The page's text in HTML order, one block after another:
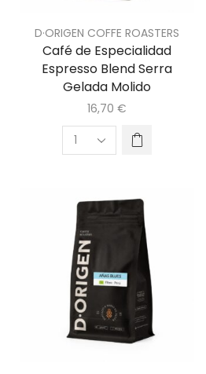
D·ORIGEN COFFE ROASTERS
Café de Especialidad
Espresso Blend Serra
Gelada Molido
16,70 €